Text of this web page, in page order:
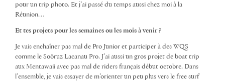
pour un trip photo. Et j’ai passé du temps aussi chez moi à la
Réunion…
Et tes projets pour les semaines ou les mois à venir ?
Je vais enchaîner pas mal de Pro Junior et participer à des WQS
comme le Soöruz Lacanau Pro. J’ai aussi un gros projet de boat trip
aux Mentawaii avec pas mal de riders français début octobre. Dans
l’ensemble, je vais essayer de m’orienter un peu plus vers le free surf